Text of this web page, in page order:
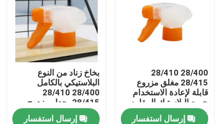
منتجات
أشرطة فيديو
معلومات عنا
جولة في المعمل
28/400 28/410
28/415 مغلق مزروع
قابلة لإعادة الاستخدام
جميع البلاستيك المقاوم
للكيماويات رش المكابح
إرسال استفسار
بخاخ زناد من النوع
البلاستيكي بالكامل
28/400 28/410
28/415 بجدار مزدوج
إرسال استفسار